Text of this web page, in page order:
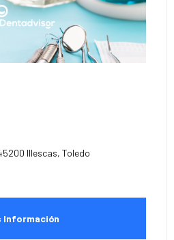
Illescas, Toledo
Información